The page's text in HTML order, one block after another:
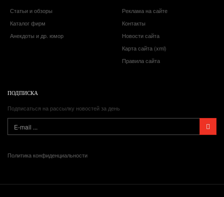
Статьи и обзоры
Каталог фирм
Анекдоты и др. юмор
Реклама на сайте
Контакты
Новости сайта
Карта сайта (xml)
Правила сайта
ПОДПИСКА
Подписаться на рассылку новостей за день
Политика конфиденциальности